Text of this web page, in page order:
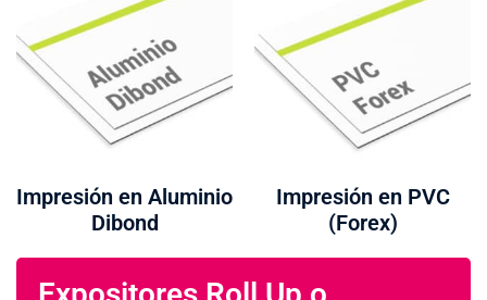
Impresión en Aluminio
Dibond
Impresión en PVC
(Forex)